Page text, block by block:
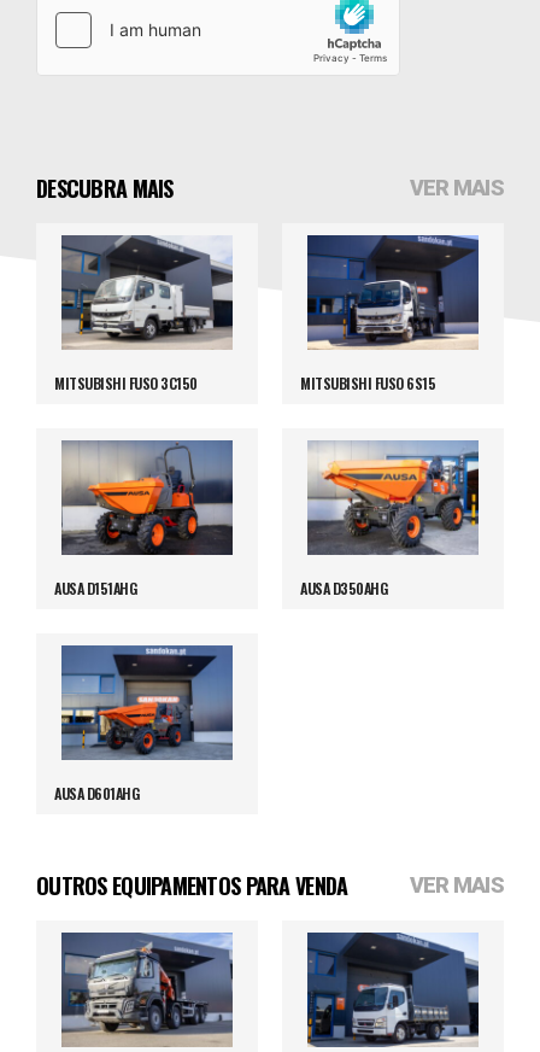
DESCUBRA MAIS VER MAIS
MITSUBISHI FUSO 3C150 MITSUBISHI FUSO 6S15
AUSA D151AHG AUSA D350AHG
AUSA D601AHG
OUTROS EQUIPAMENTOS PARA VENDA VER MAIS